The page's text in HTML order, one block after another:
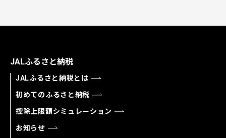
JALふるさと納税
JALふるさと納税とは
初めてのふるさと納税
控除上限額シミュレーション
お知らせ